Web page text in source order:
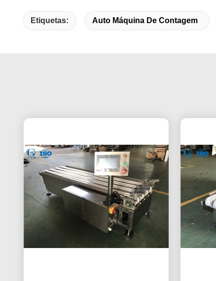
Etiquetas: Auto Máquina De Contagem